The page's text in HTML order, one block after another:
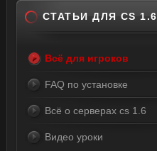
СТАТЬИ ДЛЯ CS 1.6
Всё для игроков
FAQ по установке
Всё о серверах cs 1.6
Видео уроки